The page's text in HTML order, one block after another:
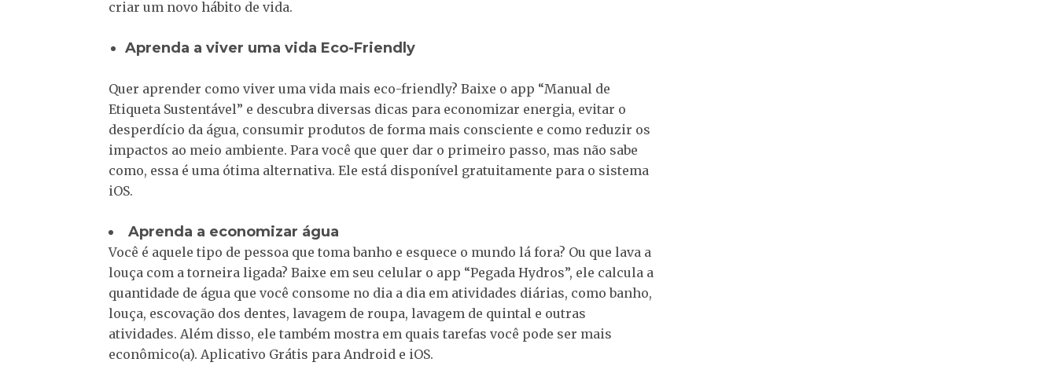
criar um novo hábito de vida.
Aprenda a viver uma vida Eco-Friendly
Quer aprender como viver uma vida mais eco-friendly? Baixe o app “Manual de
Etiqueta Sustentável” e descubra diversas dicas para economizar energia, evitar o
desperdício da água, consumir produtos de forma mais consciente e como reduzir os
impactos ao meio ambiente. Para você que quer dar o primeiro passo, mas não sabe
como, essa é uma ótima alternativa. Ele está disponível gratuitamente para o sistema
iOS.
Aprenda a economizar água
Você é aquele tipo de pessoa que toma banho e esquece o mundo lá fora? Ou que lava a
louça com a torneira ligada? Baixe em seu celular o app “Pegada Hydros”, ele calcula a
quantidade de água que você consome no dia a dia em atividades diárias, como banho,
louça, escovação dos dentes, lavagem de roupa, lavagem de quintal e outras
atividades. Além disso, ele também mostra em quais tarefas você pode ser mais
econômico(a). Aplicativo Grátis para Android e iOS.